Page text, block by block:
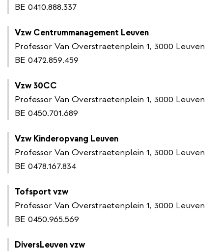
BE 0410.888.337
Vzw Centrummanagement Leuven
Professor Van Overstraetenplein 1, 3000 Leuven
BE 0472.859.459
Vzw 30CC
Professor Van Overstraetenplein 1, 3000 Leuven
BE 0450.701.689
Vzw Kinderopvang Leuven
Professor Van Overstraetenplein 1, 3000 Leuven
BE 0478.167.834
Tofsport vzw
Professor Van Overstraetenplein 1, 3000 Leuven
BE 0450.965.569
DiversLeuven vzw